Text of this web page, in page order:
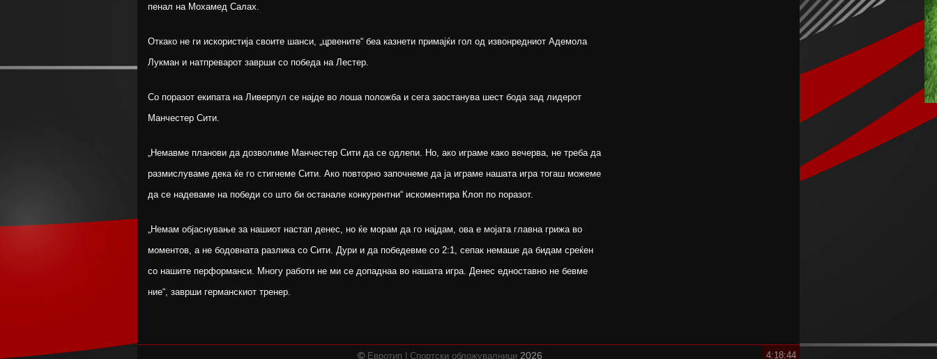
пенал на Мохамед Салах.
Откако не ги искористија своите шанси, „црвените“ беа казнети примајќи гол од извонредниот Адемола
Лукман и натпреварот заврши со победа на Лестер.
Со поразот екипата на Ливерпул се најде во лоша положба и сега заостанува шест бода зад лидерот
Манчестер Сити.
„Немавме планови да дозволиме Манчестер Сити да се одлепи. Но, ако играме како вечерва, не треба да
размислуваме дека ќе го стигнеме Сити. Ако повторно започнеме да ја играме нашата игра тогаш можеме
да се надеваме на победи со што би останале конкурентни“ искоментира Клоп по поразот.
„Немам објаснување за нашиот настап денес, но ќе морам да го најдам, ова е мојата главна грижа во
моментов, а не бодовната разлика со Сити. Дури и да победевме со 2:1, сепак немаше да бидам среќен
со нашите перформанси. Многу работи не ми се допаднаа во нашата игра. Денес едноставно не бевме
ние“, заврши германскиот тренер.
4:18:44
© Евротип | Спортски обложувалници 2026